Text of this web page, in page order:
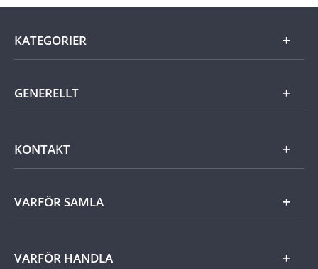
KATEGORIER
Guld
Samlingar
GENERELLT
KONTAKT
Kundservice
Kontakt
VARFÖR SAMLA
VARFÖR HANDLA